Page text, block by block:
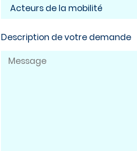
Description de votre demande